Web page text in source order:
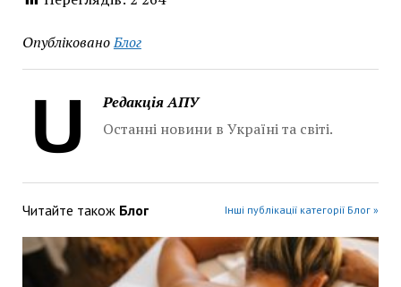
ОпублікованоБлог
Редакція АПУ
Останні новини в Україні та світі.
Читайте також Блог Інші публікації категорії Блог »